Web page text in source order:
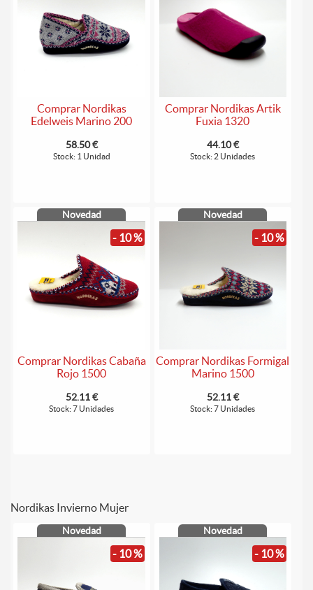
Comprar Nordikas
Edelweis Marino 200
58.50 €
Stock: 1 Unidad
Comprar Nordikas Artik
Fuxia 1320
44.10 €
Stock: 2 Unidades
Novedad
- 10 %
Comprar Nordikas Cabaña
Rojo 1500
52.11 €
Stock: 7 Unidades
Novedad
- 10 %
Comprar Nordikas Formigal
Marino 1500
52.11 €
Stock: 7 Unidades
Nordikas Invierno Mujer
Novedad
- 10 %
Novedad
- 10 %